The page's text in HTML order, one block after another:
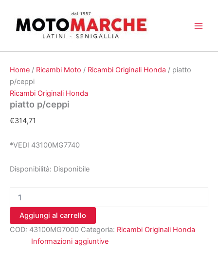
contenuto
Home / Ricambi Moto / Ricambi Originali Honda / piatto
p/ceppi
Ricambi Originali Honda
piatto p/ceppi
€314,71
*VEDI 43100MG7740
Disponibilità: Disponibile
p/ceppi
quantità
Aggiungi al carrello
COD: 43100MG7000 Categoria: Ricambi Originali Honda
Informazioni aggiuntive